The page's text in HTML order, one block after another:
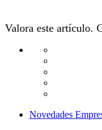
Valora este artículo.
Novedades